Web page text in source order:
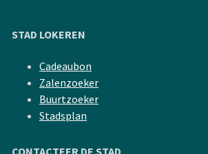
STAD LOKEREN
Cadeaubon
Zalenzoeker
Buurtzoeker
Stadsplan
CONTACTEER DE STAD